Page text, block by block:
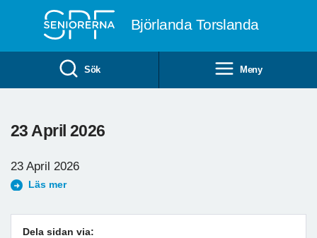
Björlanda Torslanda
Sök Meny
23 April 2026
23 April 2026
Läs mer
Dela sidan via: